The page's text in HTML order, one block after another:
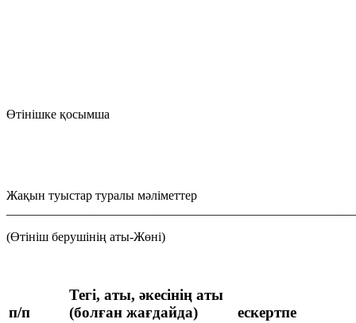
Өтінішке қосымша
Жақын туыстар туралы мәліметтер
(Өтініш берушінің аты-Жөні)
п/п
Тегі, аты, әкесінің аты
(болған жағдайда)
ескертпе